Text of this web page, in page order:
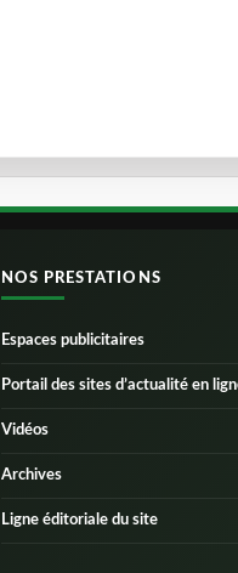
NOS PRESTATIONS
Espaces publicitaires
Portail des sites d’actualité en
Vidéos
Archives
Ligne éditoriale du site